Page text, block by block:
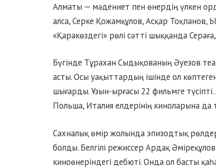
Алматы — мәдениет пен өнердің үлкен
алса, Серке Қожамқұлов, Асқар
«Қаракөздегі» рөлі сәтті шыққанда
Бүгінде Тұрахан Сыдықованың Әуезов
асты. Осы уақыттардың ішінде ол
шығарды. Ұзын-ырғасы 22 фильмге
Польша, Италия елдерінің киноларына да
Сахналық өмір жолында эпизодтық
болды. Белгілі режиссер Ардақ
киноөнеріндегі дебюті. Онда ол басты